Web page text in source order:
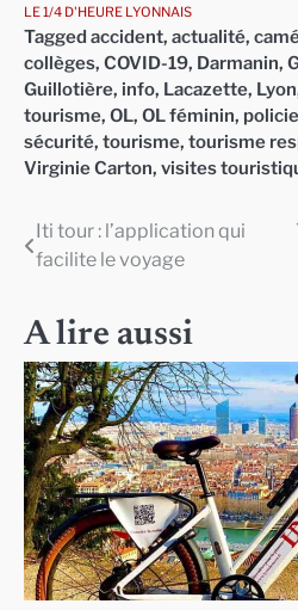
LE 1/4 D'HEURE LYONNAIS
Tagged accident, actualité,
collèges, COVID-19, Darmanin,
Guillotière, info, Lacazette, Lyon
tourisme, OL, OL féminin,
sécurité, tourisme, tourisme
Virginie Carton, visites
Navigation
l’article
Iti tour : l’application qui
facilite le voyage
A lire aussi